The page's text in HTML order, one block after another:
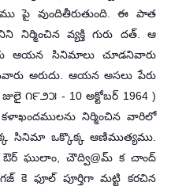
పై వుందితీరుతుంది. ఈ పాత
వ్యక్తి గురు దత్. ఆ
ఆయన సినిమాలు చూడనివారు
అరుదు. ఆయన అసలు పేరు
౧౯౨౫ - 10 అక్టోబర్ 1964 )
నిర్మించిన వారిలో
సినిమా ఒక్కొక్క ఆణిముత్యము.
ఘులాం, చౌద్వి@మ్ క చాంద్
కె ఫూల్ పూర్తిగా మట్టి కరచిన